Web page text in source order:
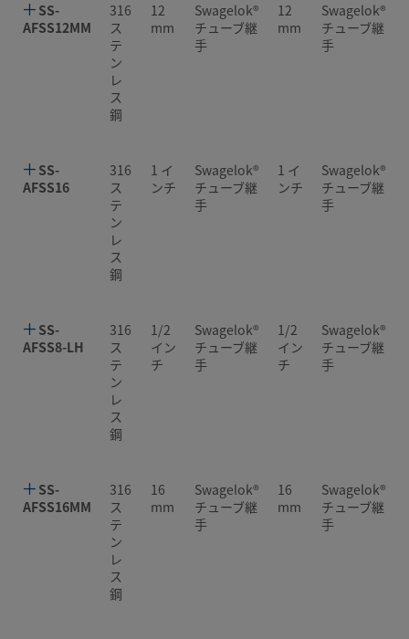
SS-
AFSS12MM
316
ス
テ
ン
レ
ス
鋼
12
mm
Swagelok®
チューブ継
手
12
mm
Swagelok®
チューブ継
手
SS-
AFSS16
316
ス
テ
ン
レ
ス
鋼
1 イ
ンチ
Swagelok®
チューブ継
手
1 イ
ンチ
Swagelok®
チューブ継
手
SS-
AFSS8-LH
316
ス
テ
ン
レ
ス
鋼
1/2
イン
チ
Swagelok®
チューブ継
手
1/2
イン
チ
Swagelok®
チューブ継
手
SS-
AFSS16MM
316
ス
テ
ン
レ
ス
鋼
16
mm
Swagelok®
チューブ継
手
16
mm
Swagelok®
チューブ継
手